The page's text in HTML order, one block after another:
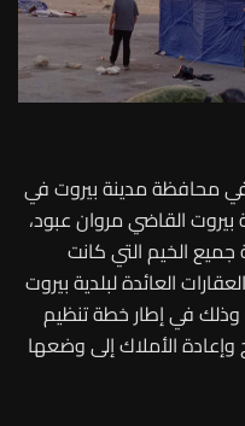
في محافظة مدينة بيروت في
بيروت القاضي مروان عبود،
الخيم التي كانت
العائدة لبلدية بيروت
وذلك في إطار خطة تنظيم
وإعادة الأملاك إلى وضعها